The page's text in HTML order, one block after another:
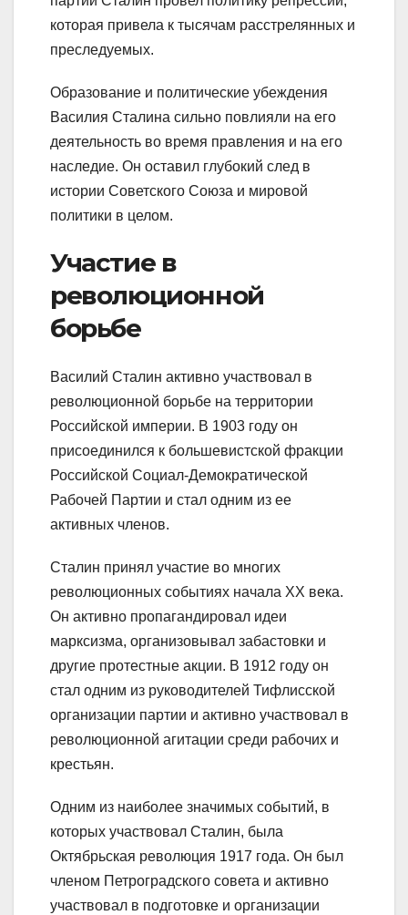
которая привела к тысячам расстрелянных и
преследуемых.
Образование и политические убеждения
Василия Сталина сильно повлияли на его
деятельность во время правления и на его
наследие. Он оставил глубокий след в
истории Советского Союза и мировой
политики в целом.
Участие в
революционной
борьбе
Василий Сталин активно участвовал в
революционной борьбе на территории
Российской империи. В 1903 году он
присоединился к большевистской фракции
Российской Социал-Демократической
Рабочей Партии и стал одним из ее
активных членов.
Сталин принял участие во многих
революционных событиях начала XX века.
Он активно пропагандировал идеи
марксизма, организовывал забастовки и
другие протестные акции. В 1912 году он
стал одним из руководителей Тифлисской
организации партии и активно участвовал в
революционной агитации среди рабочих и
крестьян.
Одним из наиболее значимых событий, в
которых участвовал Сталин, была
Октябрьская революция 1917 года. Он был
членом Петроградского совета и активно
участвовал в подготовке и организации